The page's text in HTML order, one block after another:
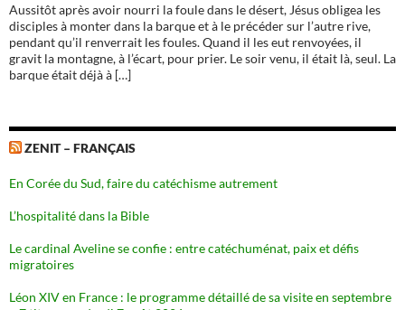
Aussitôt après avoir nourri la foule dans le désert, Jésus obligea les
disciples à monter dans la barque et à le précéder sur l’autre rive,
pendant qu’il renverrait les foules. Quand il les eut renvoyées, il
gravit la montagne, à l’écart, pour prier. Le soir venu, il était là, seul. La
barque était déjà à […]
ZENIT – FRANÇAIS
En Corée du Sud, faire du catéchisme autrement
L’hospitalité dans la Bible
Le cardinal Aveline se confie : entre catéchuménat, paix et défis
migratoires
Léon XIV en France : le programme détaillé de sa visite en septembre